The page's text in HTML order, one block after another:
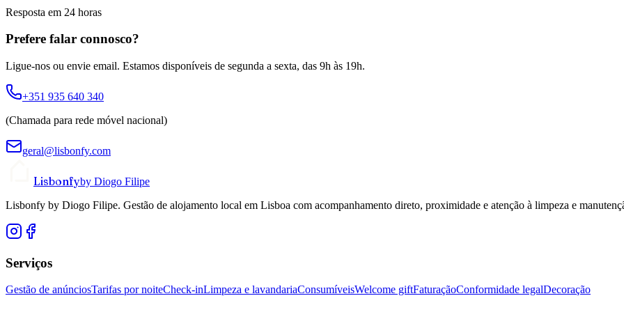
Resposta em 24 horas
Prefere falar connosco?
Ligue-nos ou envie email. Estamos disponíveis de segunda a sexta, das 9h às 19h.
+351 935 640 340
(Chamada para rede móvel nacional)
geral@lisbonfy.com
Lisbonfyby Diogo Filipe
Lisbonfy by Diogo Filipe. Gestão de alojamento local em Lisboa com acompanhamento direto, proximidade e atenção à limpeza e
Serviços
Gestão de anúnciosTarifas por noiteCheck-inLimpeza e lavandariaConsumíveisWelcome giftFaturaçãoConformidade legalDecoração